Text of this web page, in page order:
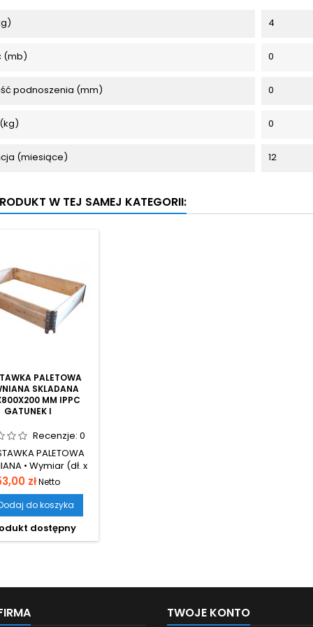
4
(mb) 0
podnoszenia (mm) 0
0
(miesiące) 12
W TEJ SAMEJ KATEGORII:
PALETOWA
SKLADANA
MM IPPC
GATUNEK I
Recenzje: 0
PALETOWA
• Wymiar (dł. x
1200x800x200
paletowe
do transportu i
towarów
paletach•
wielokrotnego
złNetto
do koszyka
dostępny
TWOJE KONTO